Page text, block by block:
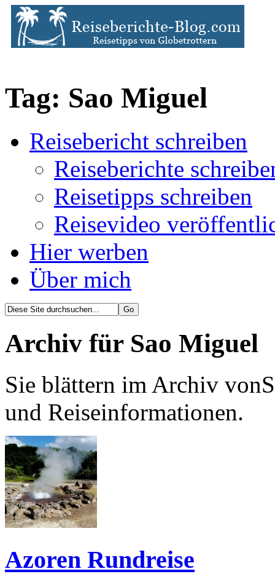
Tag: Sao Miguel
Reisebericht schreiben
Reiseberichte
Reisetipps schreiben
Reisevideo
Hier werben
Über mich
Archiv für Sao Miguel
Sie blättern im Archiv
und Reiseinformationen.
Azoren Rundreise